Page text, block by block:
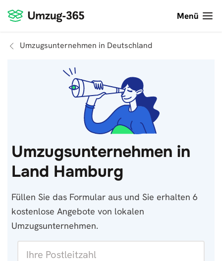
Menü
Umzugsunternehmen in Deutschland
Umzugsunternehmen in
Land Hamburg
Füllen Sie das Formular aus und Sie erhalten 6
kostenlose Angebote von lokalen
Umzugsunternehmen.